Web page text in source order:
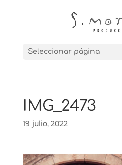
Seleccionar página
IMG_2473
19 julio, 2022